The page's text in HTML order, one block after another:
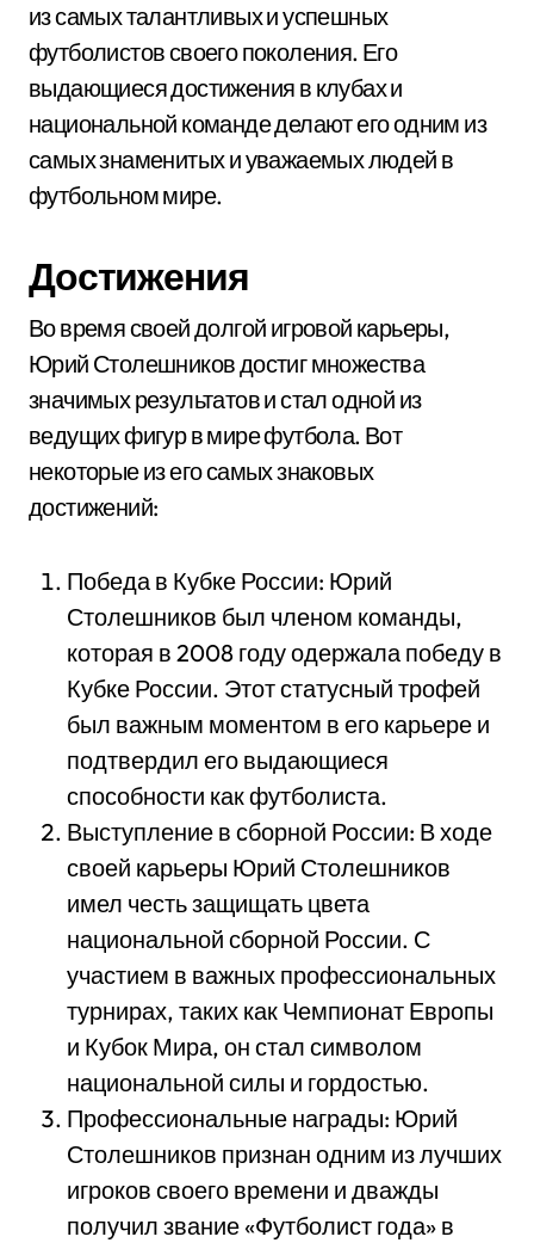
из самых талантливых и успешных
футболистов своего поколения. Его
выдающиеся достижения в клубах и
национальной команде делают его одним из
самых знаменитых и уважаемых людей в
футбольном мире.
Достижения
Во время своей долгой игровой карьеры,
Юрий Столешников достиг множества
значимых результатов и стал одной из
ведущих фигур в мире футбола. Вот
некоторые из его самых знаковых
достижений:
Победа в Кубке России: Юрий
Столешников был членом команды,
которая в 2008 году одержала победу в
Кубке России. Этот статусный трофей
был важным моментом в его карьере и
подтвердил его выдающиеся
способности как футболиста.
Выступление в сборной России: В ходе
своей карьеры Юрий Столешников
имел честь защищать цвета
национальной сборной России. С
участием в важных профессиональных
турнирах, таких как Чемпионат Европы
и Кубок Мира, он стал символом
национальной силы и гордостью.
Профессиональные награды: Юрий
Столешников признан одним из лучших
игроков своего времени и дважды
получил звание «Футболист года» в